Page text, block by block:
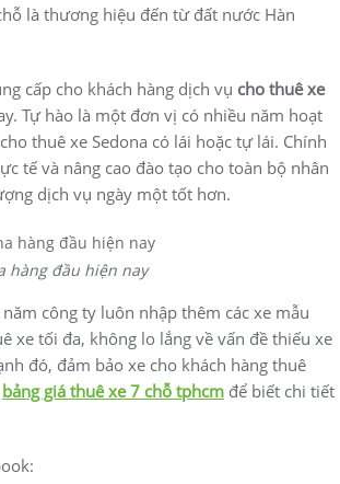
là thương hiệu đến từ đất nước Hàn
cấp cho khách hàng dịch vụ cho thuê xe
Tự hào là một đơn vị có nhiều năm hoạt
thuê xe Sedona có lái hoặc tự lái. Chính
tế và nâng cao đào tạo cho toàn bộ nhân
dịch vụ ngày một tốt hơn.
hàng đầu hiện nay
công ty luôn nhập thêm các xe mẫu
xe tối đa, không lo lắng về vấn đề thiếu xe
đó, đảm bảo xe cho khách hàng thuê
bảng giá thuê xe 7 chỗ tphcm để biết chi tiết